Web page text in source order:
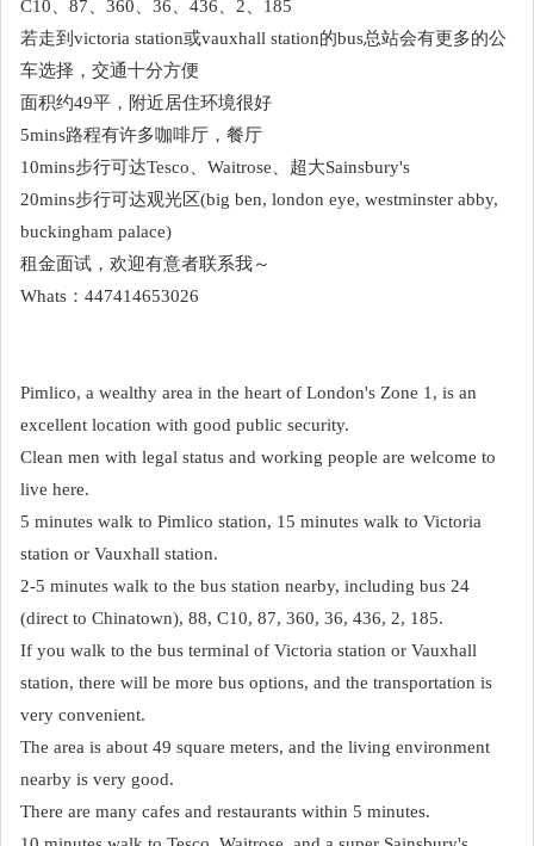
C10、87、360、36、436、2、185
若走到victoria station或vauxhall station的bus总站会有更多的公
车选择，交通十分方便
面积约49平，附近居住环境很好
5mins路程有许多咖啡厅，餐厅
10mins步行可达Tesco、Waitrose、超大Sainsbury's
20mins步行可达观光区(big ben, london eye, westminster abby,
buckingham palace)
租金面试，欢迎有意者联系我～
Whats：447414653026
Pimlico, a wealthy area in the heart of London's Zone 1, is an
excellent location with good public security.
Clean men with legal status and working people are welcome to
live here.
5 minutes walk to Pimlico station, 15 minutes walk to Victoria
station or Vauxhall station.
2-5 minutes walk to the bus station nearby, including bus 24
(direct to Chinatown), 88, C10, 87, 360, 36, 436, 2, 185.
If you walk to the bus terminal of Victoria station or Vauxhall
station, there will be more bus options, and the transportation is
very convenient.
The area is about 49 square meters, and the living environment
nearby is very good.
There are many cafes and restaurants within 5 minutes.